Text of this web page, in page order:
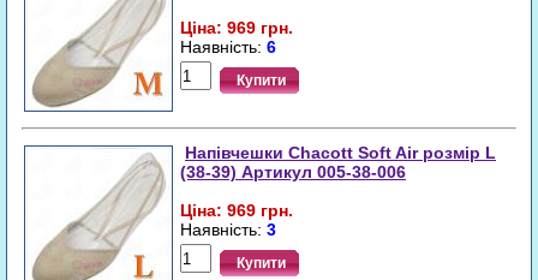
Ціна: 969 грн.
Наявність: 6
Купити
Напівчешки Chacott Soft Air розмір L
(38-39) Артикул 005-38-006
Ціна: 969 грн.
Наявність: 3
Купити